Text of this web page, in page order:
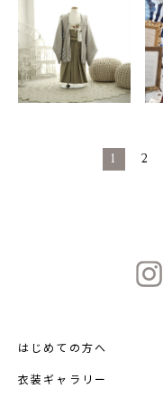
1 2
はじめての方へ
衣装ギャラリー